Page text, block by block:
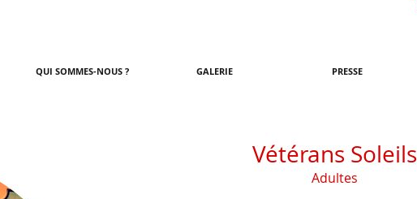
QUI SOMMES-NOUS ? GALERIE PRESSE
Vétérans Soleils
Adultes